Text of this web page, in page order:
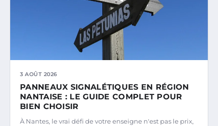
3 AOÛT 2026
PANNEAUX SIGNALÉTIQUES EN RÉGION
NANTAISE : LE GUIDE COMPLET POUR
BIEN CHOISIR
À Nantes, le vrai défi de votre enseigne n'est pas le prix,